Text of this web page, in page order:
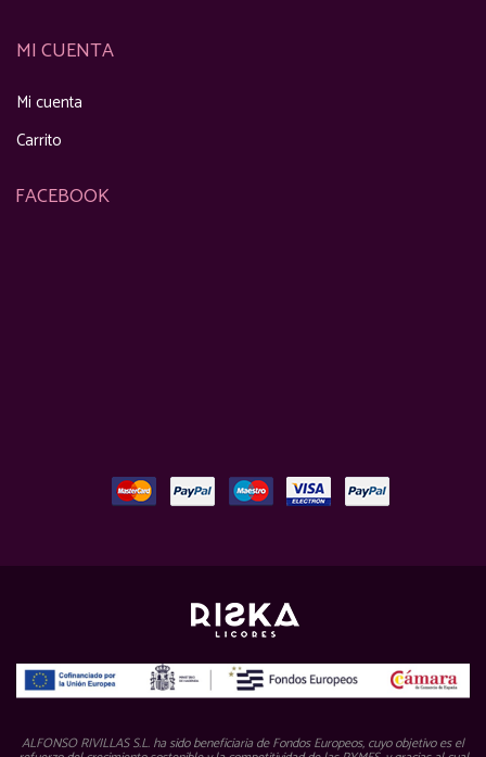
MI CUENTA
Mi cuenta
Carrito
FACEBOOK
ALFONSO RIVILLAS S.L. ha sido beneficiaria de Fondos Europeos, cuyo objetivo es el